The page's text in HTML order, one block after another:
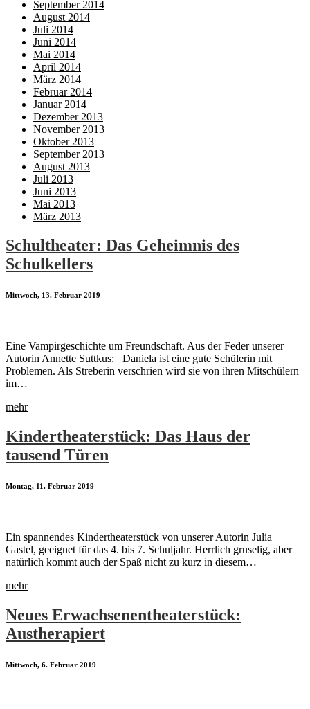
September 2014
August 2014
Juli 2014
Juni 2014
Mai 2014
April 2014
März 2014
Februar 2014
Januar 2014
Dezember 2013
November 2013
Oktober 2013
September 2013
August 2013
Juli 2013
Juni 2013
Mai 2013
März 2013
Schultheater: Das Geheimnis des
Schulkellers
Mittwoch, 13. Februar 2019
Eine Vampirgeschichte um Freundschaft. Aus der Feder unserer
Autorin Annette Suttkus: Daniela ist eine gute Schülerin mit
Problemen. Als Streberin verschrien wird sie von ihren Mitschülern
im…
mehr
Kindertheaterstück: Das Haus der
tausend Türen
Montag, 11. Februar 2019
Ein spannendes Kindertheaterstück von unserer Autorin Julia
Gastel, geeignet für das 4. bis 7. Schuljahr. Herrlich gruselig, aber
natürlich kommt auch der Spaß nicht zu kurz in diesem…
mehr
Neues Erwachsenentheaterstück:
Austherapiert
Mittwoch, 6. Februar 2019